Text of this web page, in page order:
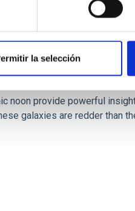
la selección
≲ z ≲ 2.2: Age,
provide powerful
galaxies are redder than